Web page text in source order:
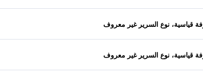
قياسية، نوع السرير غير معروف
قياسية، نوع السرير غير معروف